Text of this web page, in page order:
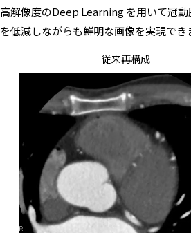
高解像度のDeep Learning を用いて冠
を低減しながらも鮮明な画像を実現でき
従来再構成